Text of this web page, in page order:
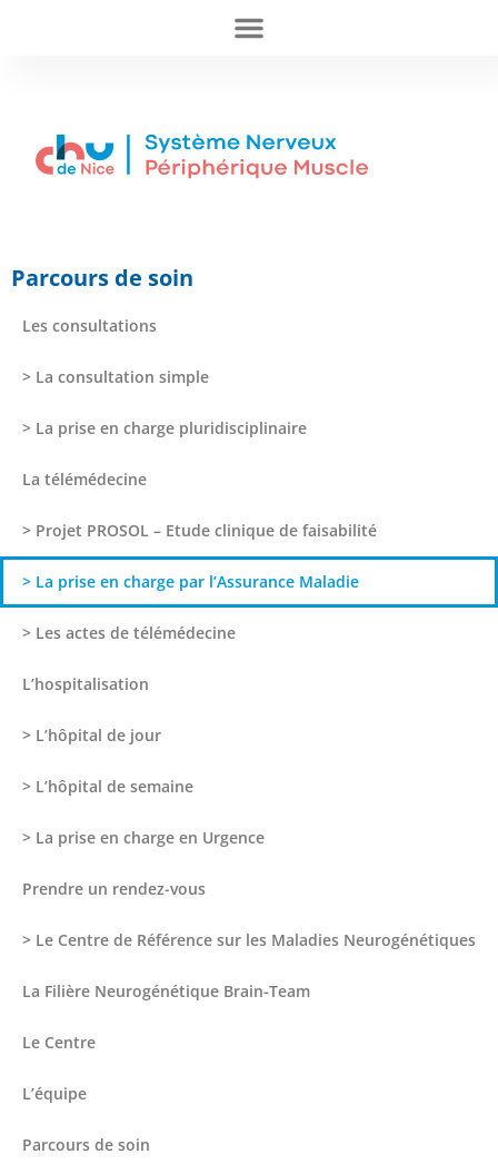
Parcours de soin
Les consultations
> La consultation simple
> La prise en charge pluridisciplinaire
La télémédecine
> Projet PROSOL – Etude clinique de faisabilité
> La prise en charge par l’Assurance Maladie
> Les actes de télémédecine
L’hospitalisation
> L’hôpital de jour
> L’hôpital de semaine
> La prise en charge en Urgence
Prendre un rendez-vous
> Le Centre de Référence sur les Maladies Neurogénétiques
La Filière Neurogénétique Brain-Team
Le Centre
L’équipe
Parcours de soin